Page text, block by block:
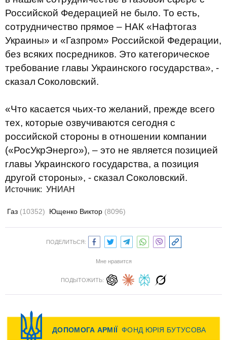
Российской Федерацией не было. То есть,
сотрудничество прямое – НАК «Нафтогаз
Украины» и «Газпром» Российской Федерации,
без всяких посредников. Это категорическое
требование главы Украинского государства», -
сказал Соколовский.
«Что касается чьих-то желаний, прежде всего
тех, которые озвучиваются сегодня с
российской стороны в отношении компании
(«РосУкрЭнерго»), – это не является позицией
главы Украинского государства, а позиция
другой стороны», - сказал Соколовский.
Источник: УНИАН
Газ (10352) Ющенко Виктор (8096)
ПОДЕЛИТЬСЯ:
Мне нравится
ПОДЫТОЖИТЬ: